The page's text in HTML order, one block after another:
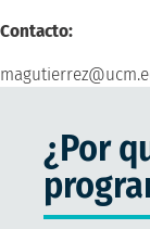
Contacto:
¿Por